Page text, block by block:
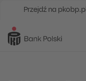
Przejdź na pkobp.pl